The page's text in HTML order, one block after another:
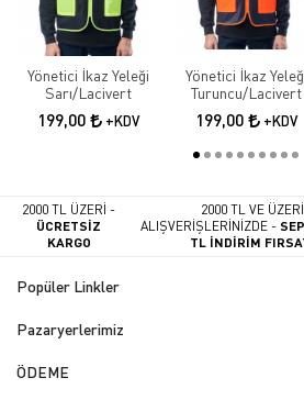
Yönetici İkaz Yeleği
Sarı/Lacivert
199,00 +KDV
Yönetici İkaz
Turuncu/Lacivert
199,00 +KDV
2000 TL ÜZERİ -
ÜCRETSİZ
KARGO
2000 TL VE ÜZERİ
ALIŞVERİŞLERİNİZDE -
TL İNDİRİM
Popüler Linkler
Pazaryerlerimiz
ÖDEME